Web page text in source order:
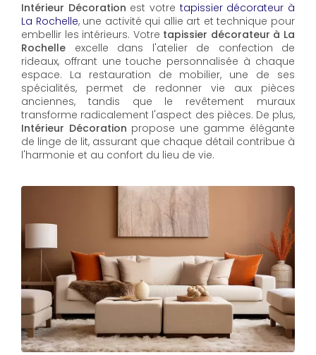
Intérieur Décoration est votre tapissier décorateur à
La Rochelle, une activité qui allie art et technique pour
embellir les intérieurs. Votre tapissier décorateur à La
Rochelle excelle dans l'atelier de confection de
rideaux, offrant une touche personnalisée à chaque
espace. La restauration de mobilier, une de ses
spécialités, permet de redonner vie aux pièces
anciennes, tandis que le revêtement muraux
transforme radicalement l'aspect des pièces. De plus,
Intérieur Décoration propose une gamme élégante
de linge de lit, assurant que chaque détail contribue à
l'harmonie et au confort du lieu de vie.